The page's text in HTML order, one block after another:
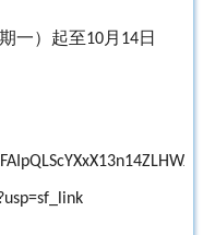
一）起至10月 14日